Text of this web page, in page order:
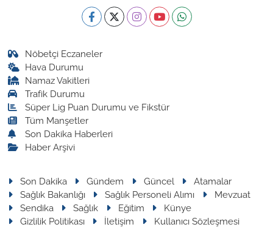
Nöbetçi Eczaneler
Hava Durumu
Namaz Vakitleri
Trafik Durumu
Süper Lig Puan Durumu ve Fikstür
Tüm Manşetler
Son Dakika Haberleri
Haber Arşivi
Son Dakika Gündem Güncel
Atamalar
Sağlık Bakanlığı
Sağlık Personeli Alımı
Mevzuat
Sendika
Sağlık Eğitim
Künye
Gizlilik Politikası
İletişim
Kullanıcı Sözleşmesi